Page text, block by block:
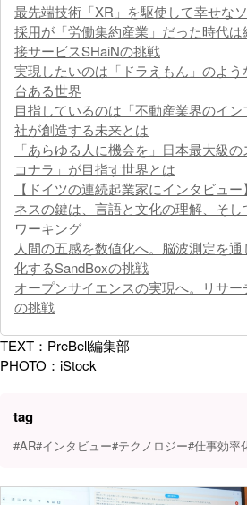
最先端技術「XR」を駆使して幸せな
採用が「労働集約産業」だった時代
接サービスSHaiNの挑戦
実現したいのは「ドラえもん」のよ
台ある世界
目指しているのは「不動産業界のイ
社が創造する未来とは
「あらゆる人に機会を」日本最大級
コナラ」が目指す世界とは
【ドイツの連続起業家にインタビュ
ネスの鍵は、言語と文化の理解、そし
ワーキング
人間の五感を数値化へ。脳波測定を
化するSandBoxの挑戦
オープンサイエンスの実現へ。リサ
の挑戦
TEXT：PreBell編集部
PHOTO：iStock
tag
#AR#インタビュー#テクノロジー#仕事効率